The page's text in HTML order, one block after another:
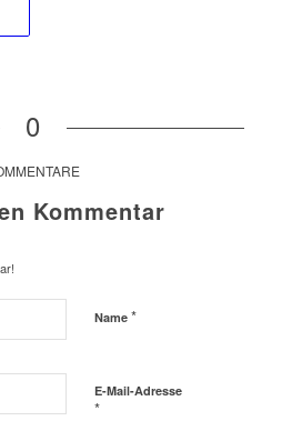
0
Kommentar
Name *
E-Mail-Adresse
*